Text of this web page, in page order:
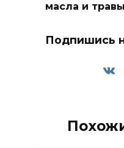
масла и травы
Подпишись